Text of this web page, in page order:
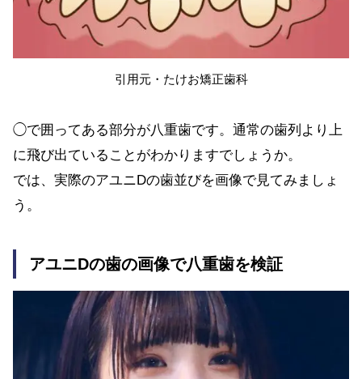
引用元・たけお矯正歯科
◯で囲ってある部分が八重歯です。通常の歯列より上
に飛び出ていることがわかりますでしょうか。
では、実際のアユニDの歯並びを画像で見てみましょ
う。
アユニDの歯の画像で八重歯を検証